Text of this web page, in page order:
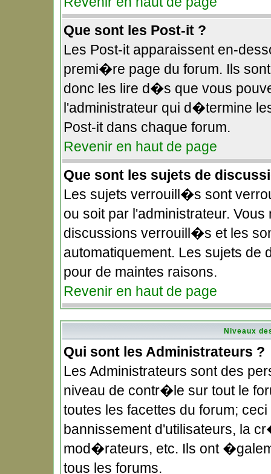
Que sont les Post-it ?
Les Post-it apparaissent en-
premi�re page du forum. Ils
donc les lire d�s que vous
l'administrateur qui d�termine
Post-it dans chaque forum.
Revenir en haut de page
Que sont les sujets de
Les sujets verrouill�s sont
ou soit par l'administrateur.
discussions verrouill�s et les
automatiquement. Les sujets
pour de maintes raisons.
Revenir en haut de page
Niveaux
Qui sont les Administrateurs ?
Les Administrateurs sont des
niveau de contr�le sur tout le
toutes les facettes du forum;
bannissement d'utilisateurs, la
mod�rateurs, etc. Ils ont
tous les forums.